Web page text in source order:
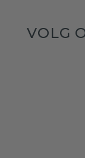
VOLG